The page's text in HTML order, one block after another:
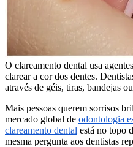
O clareamento dental usa
clarear a cor dos dentes.
através de géis, tiras, bandejas
Mais pessoas querem sorrisos
mercado global de odontologia
clareamento dental está no topo
mesma pergunta aos dentistas